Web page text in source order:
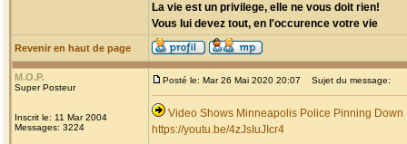
La vie est un privilege, elle ne vous doit rien!
Vous lui devez tout, en l'occurence votre vie
Revenir en haut de page
M.O.P.
Super Posteur
Inscrit le: 11 Mar 2004
Messages: 3224
Posté le: Mar 26 Mai 2020 20:07 Sujet du message:
Video Shows Minneapolis Police Pinning
https://youtu.be/4zJsIuJIcr4